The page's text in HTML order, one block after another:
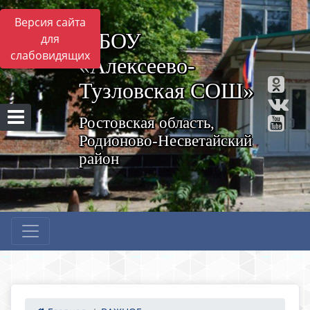
Версия сайта
для
слабовидящих
МБОУ
«Алексеево-
Тузловская СОШ»
Ростовская область,
Родионово-Несветайский
район